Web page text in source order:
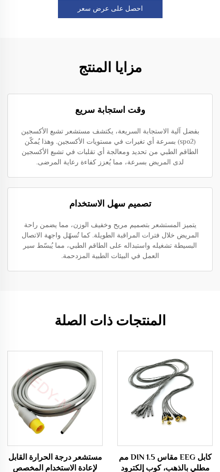
احصل على عرض سعر
مزايا المنتج
وقت استجابة سريع
بفضل آلية الاستجابة السريعة، يكتشف مستشعر تشبع الأكسجين
(spo2) بسرعة أي تغيرات في مستويات الأكسجين. وهذا يُمكّن
الطاقم الطبي من تحديد ومعالجة أي تقلبات في تشبع الأكسجين
لدى المريض بسرعة، مما يُعزز كفاءة رعاية المرضى.
تصميم سهل الاستخدام
يتميز المستشعر بتصميم مريح وخفيف الوزن، مما يضمن راحة
المريض خلال فترات المراقبة الطويلة. كما تُسهّل واجهة الاتصال
البسيطة تشغيله واستبداله على الطاقم الطبي، مما يُبسّط سير
العمل في البيئات الطبية المزدحمة.
المنتجات ذات الصلة
كابل EEG مقاس DIN 1.5 مم
مطلي بالذهب، كوب إلكترود
مستشعر درجة الحرارة القابل
لإعادة الاستخدام المخصص